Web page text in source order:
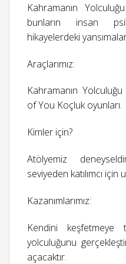
Kahramanın
bunların insan
hikayelerdeki
Araçlarımız:
Kahramanın
of You Koçluk oyunları.
Kimler için?
Atölyemiz
seviyeden katılımcı için
Kazanımlarımız:
Kendini
yolculuğunu
açacaktır.